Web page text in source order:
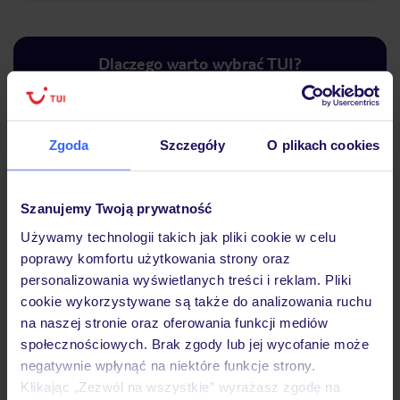
Zgoda Szczegóły O plikach cookies
Szanujemy Twoją prywatność
Używamy technologii takich jak pliki cookie w celu
poprawy komfortu użytkowania strony oraz
personalizowania wyświetlanych treści i reklam. Pliki
cookie wykorzystywane są także do analizowania ruchu
na naszej stronie oraz oferowania funkcji mediów
społecznościowych. Brak zgody lub jej wycofanie może
negatywnie wpłynąć na niektóre funkcje strony.
Klikając „Zezwól na wszystkie” wyrażasz zgodę na
Dlaczego warto wybrać TUI?
podróży w Polsce
Hotel
Pokoje